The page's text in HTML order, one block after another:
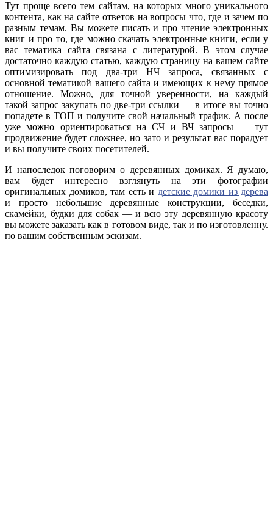
Тут проще всего тем сайтам, на которых много уникального
контента, как на сайте ответов на вопросы что, где и зачем по
разным темам. Вы можете писать и про чтение электронных
книг и про то, где можно скачать электронные книги, если у
вас тематика сайта связана с литературой. В этом случае
достаточно каждую статью, каждую страницу на вашем сайте
оптимизировать под два-три НЧ запроса, связанных с
основной тематикой вашего сайта и имеющих к нему прямое
отношение. Можно, для точной уверенности, на каждый
такой запрос закупать по две-три ссылки — в итоге вы точно
попадете в ТОП и получите свой начальный трафик. А после
уже можно ориентироваться на СЧ и ВЧ запросы — тут
продвижение будет сложнее, но зато и результат вас порадует
и вы получите своих посетителей.
И напоследок поговорим о деревянных домиках. Я думаю,
вам будет интересно взглянуть на эти фотографии
оригинальных домиков, там есть и детские домики из дерева
и просто небольшие деревянные конструкции, беседки,
скамейки, будки для собак — и всю эту деревянную красоту
вы можете заказать как в готовом виде, так и по изготовленну.
по вашим собственным эскизам.